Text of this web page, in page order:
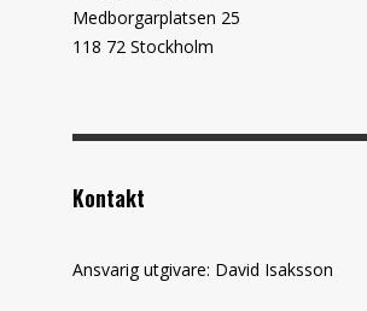
Medborgarplatsen 25
118 72 Stockholm
Kontakt
Ansvarig utgivare: David Isaksson